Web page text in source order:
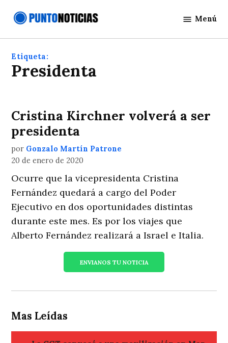
Noticias
Menú
Etiqueta:
Presidenta
Cristina Kirchner volverá a ser
presidenta
por Gonzalo Martín Patrone
20 de enero de 2020
Ocurre que la vicepresidenta Cristina
Fernández quedará a cargo del Poder
Ejecutivo en dos oportunidades distintas
durante este mes. Es por los viajes que
Alberto Fernández realizará a Israel e Italia.
ENVIANOS TU NOTICIA
Mas Leídas